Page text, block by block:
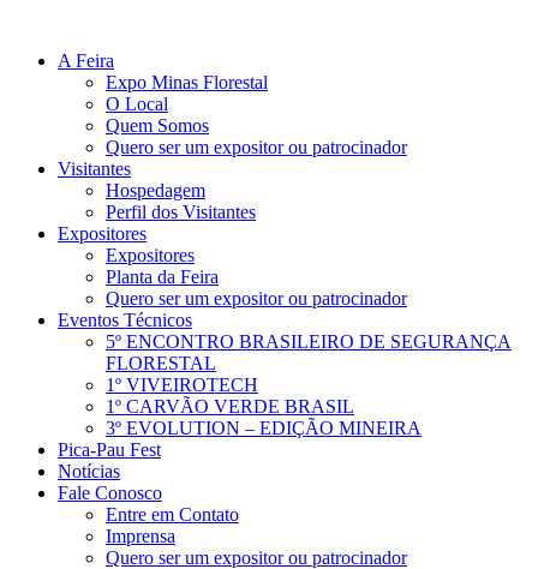
A Feira
Expo Minas Florestal
O Local
Quem Somos
Quero ser um expositor ou patrocinador
Visitantes
Hospedagem
Perfil dos Visitantes
Expositores
Expositores
Planta da Feira
Quero ser um expositor ou patrocinador
Eventos Técnicos
5º ENCONTRO BRASILEIRO DE SEGURANÇA
FLORESTAL
1º VIVEIROTECH
1º CARVÃO VERDE BRASIL
3º EVOLUTION – EDIÇÃO MINEIRA
Pica-Pau Fest
Notícias
Fale Conosco
Entre em Contato
Imprensa
Quero ser um expositor ou patrocinador